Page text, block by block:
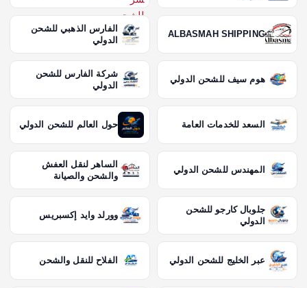
ALBASMAH SHIPPING
الفارس الذهبي للشحن
الدولي
هوم سيف للشحن الدولي
شركة الفارس للشحن
الدولي
السعد للخدمات العامة حول العالم للشحن الدولي
المهندس للشحن الدولي
الساهر لنقل العفش
والشحن والصيانة
جلوبال كارجو للشحن
الدولي
وورلد وايد إكسبريس
عبر الخليج للشحن الدولي الفلاح للنقل والشحن